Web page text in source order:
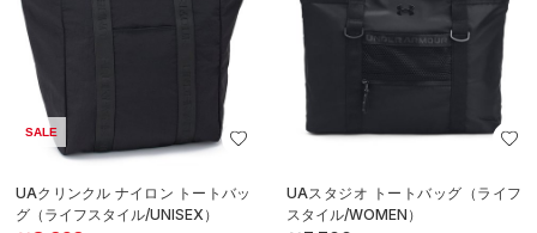
SALE
UAクリンクル ナイロン トートバッ
グ（ライフスタイル/UNISEX）
UAスタジオ トートバッグ（ライフ
スタイル/WOMEN）